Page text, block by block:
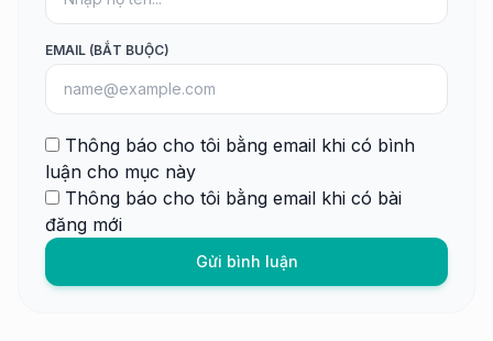
EMAIL (BẮT BUỘC)
Thông báo cho tôi bằng email khi có bình
luận cho mục này
Thông báo cho tôi bằng email khi có bài
đăng mới
Gửi bình luận